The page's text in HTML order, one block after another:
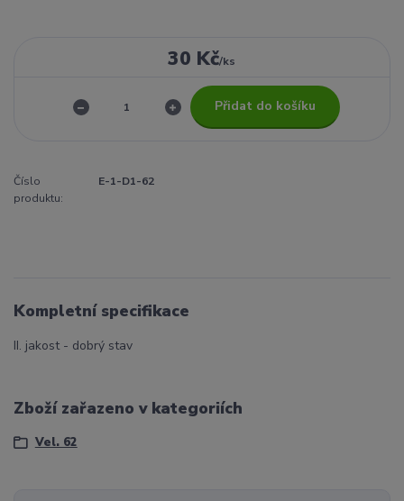
30 Kč/ks
Přidat do košíku
Číslo
produktu:
E-1-D1-62
Kompletní specifikace
II. jakost - dobrý stav
Zboží zařazeno v kategoriích
Vel. 62